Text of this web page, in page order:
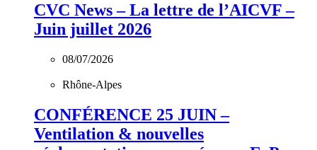
CVC News – La lettre de l’AICVF –
Juin juillet 2026
08/07/2026
Rhône-Alpes
CONFÉRENCE 25 JUIN –
Ventilation & nouvelles